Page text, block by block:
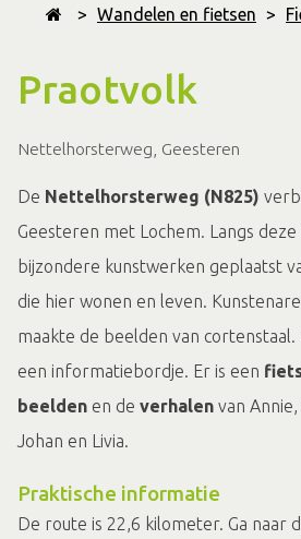
> Wandelen en fietsen >
Praotvolk
Nettelhorsterweg, Geesteren
De Nettelhorsterweg (N825)
Geesteren met Lochem. Langs
bijzondere kunstwerken geplaatst
die hier wonen en leven.
maakte de beelden van cortenstaal.
een informatiebordje. Er is een
beelden en de verhalen van
Johan en Livia.
Praktische informatie
De route is 22,6 kilometer. Ga naar